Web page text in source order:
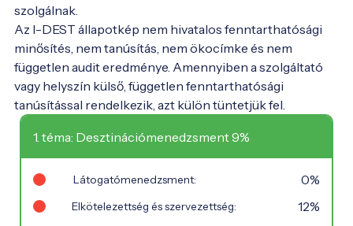
szolgálnak.
Az I-DEST állapotkép nem hivatalos fenntarthatósági
minősítés, nem tanúsítás, nem ökocímke és nem
független audit eredménye. Amennyiben a szolgáltató
vagy helyszín külső, független fenntarthatósági
tanúsítással rendelkezik, azt külön tüntetjük fel.
1. téma: Desztinációmenedzsment 9%
Látogatómenedzsment: 0%
Elkötelezettség és szervezettség:
12%